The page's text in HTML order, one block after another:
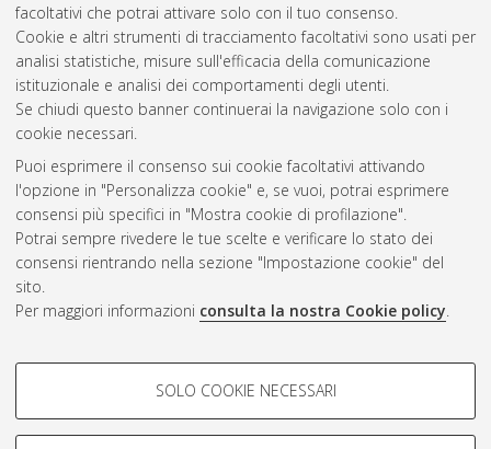
facoltativi che potrai attivare solo con il tuo consenso.
Cookie e altri strumenti di tracciamento facoltativi sono usati per
analisi statistiche, misure sull'efficacia della comunicazione
istituzionale e analisi dei comportamenti degli utenti.
Se chiudi questo banner continuerai la navigazione solo con i
cookie necessari.
Puoi esprimere il consenso sui cookie facoltativi attivando
l'opzione in "Personalizza cookie" e, se vuoi, potrai esprimere
consensi più specifici in "Mostra cookie di profilazione".
Potrai sempre rivedere le tue scelte e verificare lo stato dei
consensi rientrando nella sezione "Impostazione cookie" del
sito.
Per maggiori informazioni consulta la nostra Cookie policy.
COOKIE DI PROFILAZIONE -
Si tratta di cookie utilizzati per analizzare le caratteristiche della
SOLO COOKIE NECESSARI
Vedi altre statistiche
Gestione del documento:
Atom
Rss
2.0
AMS Acta
ISSN: 2038-7954
re3data.org -
doi.org/10.17616/R3P19R
Servizio implementato e
Impostazioni Cookie
repository